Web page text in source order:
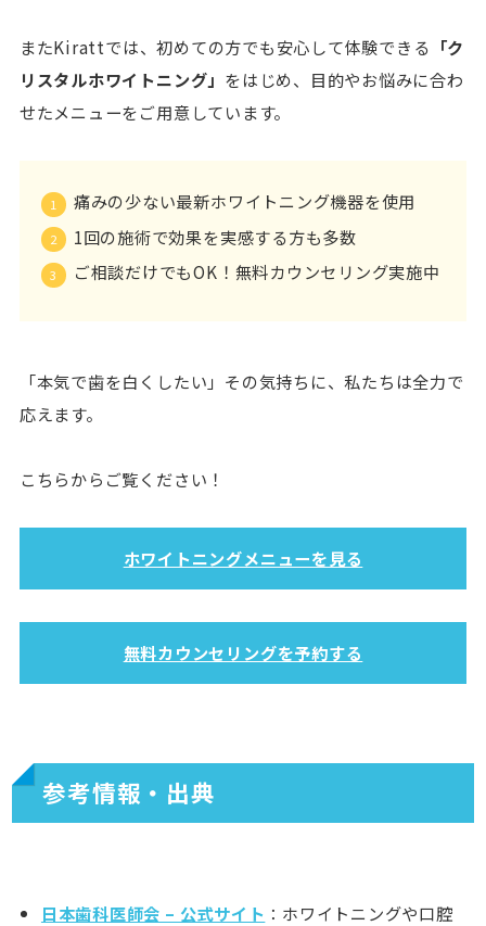
またKirattでは、初めての方でも安心して体験できる 「ク
リスタルホワイトニング」 をはじめ、目的やお悩みに合わ
せたメニューをご用意しています。
痛みの少ない最新ホワイトニング機器を使用
1回の施術で効果を実感する方も多数
ご相談だけでもOK！無料カウンセリング実施中
「本気で歯を白くしたい」その気持ちに、私たちは全力で
応えます。
こちらからご覧ください！
ホワイトニングメニューを見る
無料カウンセリングを予約する
参考情報・出典
日本歯科医師会 – 公式サイト ：ホワイトニングや口腔